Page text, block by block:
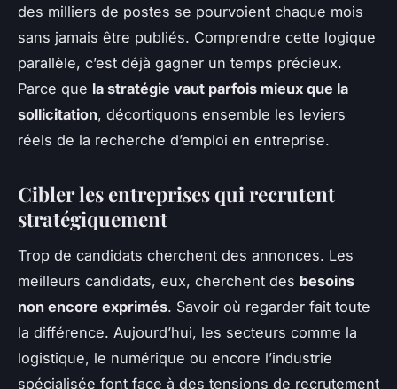
des milliers de postes se pourvoient chaque mois
sans jamais être publiés. Comprendre cette logique
parallèle, c’est déjà gagner un temps précieux.
Parce que la stratégie vaut parfois mieux que la
sollicitation, décortiquons ensemble les leviers
réels de la recherche d’emploi en entreprise.
Cibler les entreprises qui recrutent
stratégiquement
Trop de candidats cherchent des annonces. Les
meilleurs candidats, eux, cherchent des besoins
non encore exprimés. Savoir où regarder fait toute
la différence. Aujourd’hui, les secteurs comme la
logistique, le numérique ou encore l’industrie
spécialisée font face à des tensions de recrutement